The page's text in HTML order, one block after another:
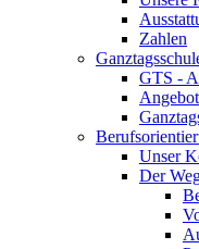
Zahlen
GTS -
Unser
Der